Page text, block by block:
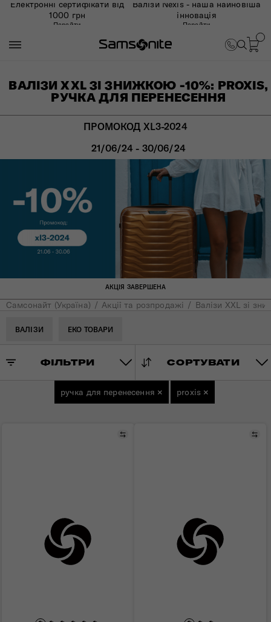
Електронні сертифікати від
1000 грн
Перейти
Валізи Nexis - наша найновіша
інновація
Перейти
ВАЛІЗИ XXL ЗІ ЗНИЖКОЮ -10%: PROXIS,
РУЧКА ДЛЯ ПЕРЕНЕСЕННЯ
ПРОМОКОД XL3-2024
21/06/24 - 30/06/24
АКЦІЯ ЗАВЕРШЕНА
Самсонайт (Україна) Акції та розпродажі Валізи XXL зі
ВАЛІЗИ ЕКО ТОВАРИ
ФІЛЬТРИ СОРТУВАТИ
ручка для перенесення × proxis ×
Порівняти